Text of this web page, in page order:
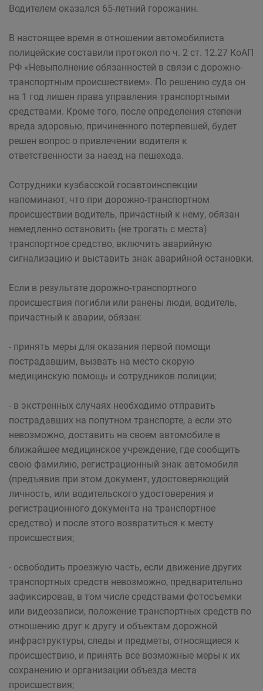
Водителем оказался 65-летний горожанин.
В настоящее время в отношении автомобилиста
полицейские составили протокол по ч. 2 ст. 12.27 КоАП
РФ «Невыполнение обязанностей в связи с дорожно-
транспортным происшествием». По решению суда он
на 1 год лишен права управления транспортными
средствами. Кроме того, после определения степени
вреда здоровью, причиненного потерпевшей, будет
решен вопрос о привлечении водителя к
ответственности за наезд на пешехода.
Сотрудники кузбасской госавтоинспекции
напоминают, что при дорожно-транспортном
происшествии водитель, причастный к нему, обязан
немедленно остановить (не трогать с места)
транспортное средство, включить аварийную
сигнализацию и выставить знак аварийной остановки.
Если в результате дорожно-транспортного
происшествия погибли или ранены люди, водитель,
причастный к аварии, обязан:
- принять меры для оказания первой помощи
пострадавшим, вызвать на место скорую
медицинскую помощь и сотрудников полиции;
- в экстренных случаях необходимо отправить
пострадавших на попутном транспорте, а если это
невозможно, доставить на своем автомобиле в
ближайшее медицинское учреждение, где сообщить
свою фамилию, регистрационный знак автомобиля
(предъявив при этом документ, удостоверяющий
личность, или водительского удостоверения и
регистрационного документа на транспортное
средство) и после этого возвратиться к месту
происшествия;
- освободить проезжую часть, если движение других
транспортных средств невозможно, предварительно
зафиксировав, в том числе средствами фотосъемки
или видеозаписи, положение транспортных средств по
отношению друг к другу и объектам дорожной
инфраструктуры, следы и предметы, относящиеся к
происшествию, и принять все возможные меры к их
сохранению и организации объезда места
происшествия;